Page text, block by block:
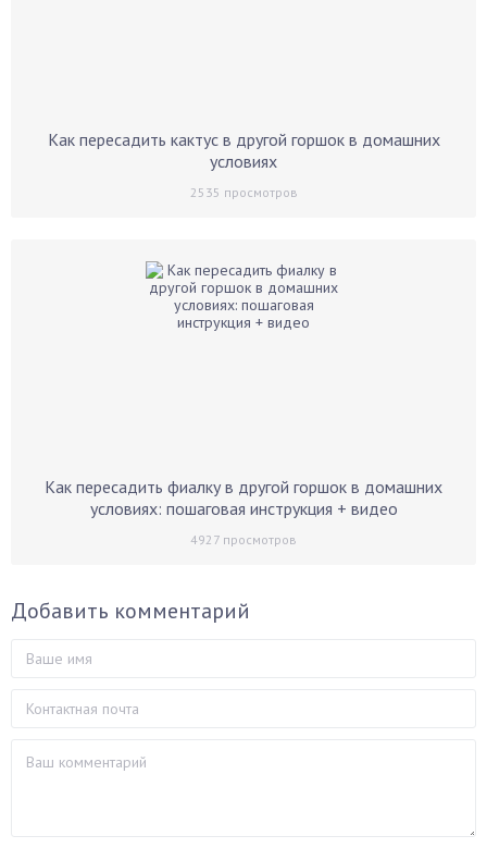
Как пересадить кактус в другой горшок в домашних
условиях
2535 просмотров
Как пересадить фиалку в другой горшок в домашних
условиях: пошаговая инструкция + видео
4927 просмотров
Добавить комментарий